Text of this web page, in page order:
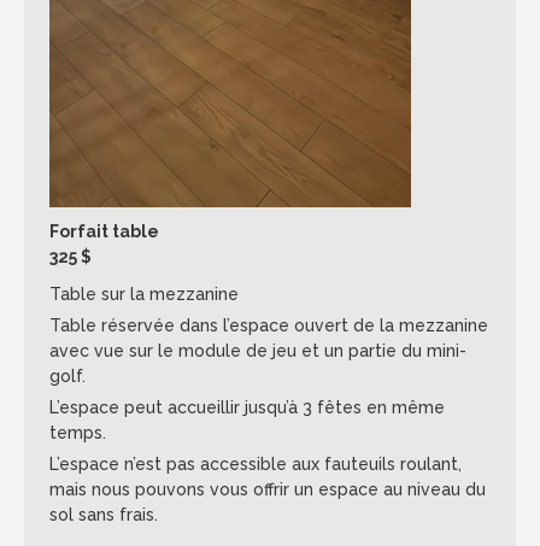
Forfait table
325 $
Table sur la mezzanine
Table réservée dans l’espace ouvert de la mezzanine
avec vue sur le module de jeu et un partie du mini-
golf.
L’espace peut accueillir jusqu’à 3 fêtes en même
temps.
L’espace n’est pas accessible aux fauteuils roulant,
mais nous pouvons vous offrir un espace au niveau du
sol sans frais.